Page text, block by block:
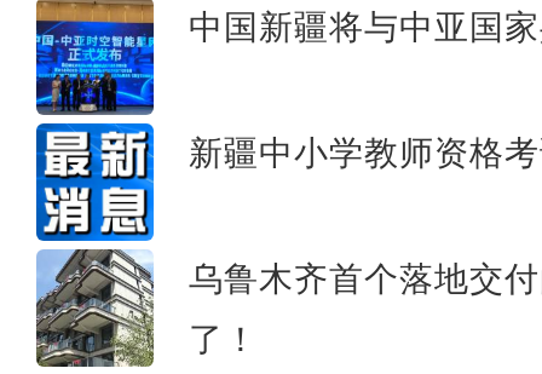
中国新疆将与中亚国
新疆中小学教师资格
乌鲁木齐首个落地交
了！